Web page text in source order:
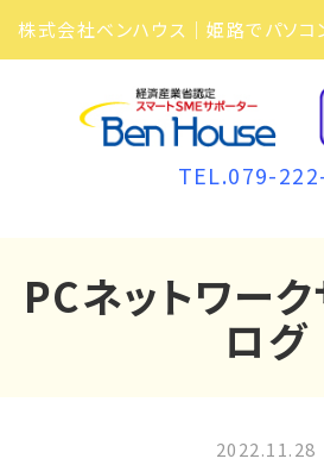
TEL.079-
PCネットワー
ログ
2022.11.28